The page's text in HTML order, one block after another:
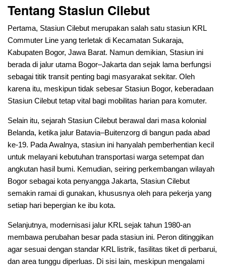
Tentang Stasiun Cilebut
Pertama, Stasiun Cilebut merupakan salah satu stasiun KRL
Commuter Line yang terletak di Kecamatan Sukaraja,
Kabupaten Bogor, Jawa Barat. Namun demikian, Stasiun ini
berada di jalur utama Bogor–Jakarta dan sejak lama berfungsi
sebagai titik transit penting bagi masyarakat sekitar. Oleh
karena itu, meskipun tidak sebesar Stasiun Bogor, keberadaan
Stasiun Cilebut tetap vital bagi mobilitas harian para komuter.
Selain itu, sejarah Stasiun Cilebut berawal dari masa kolonial
Belanda, ketika jalur Batavia–Buitenzorg di bangun pada abad
ke-19. Pada Awalnya, stasiun ini hanyalah pemberhentian kecil
untuk melayani kebutuhan transportasi warga setempat dan
angkutan hasil bumi. Kemudian, seiring perkembangan wilayah
Bogor sebagai kota penyangga Jakarta, Stasiun Cilebut
semakin ramai di gunakan, khususnya oleh para pekerja yang
setiap hari bepergian ke ibu kota.
Selanjutnya, modernisasi jalur KRL sejak tahun 1980-an
membawa perubahan besar pada stasiun ini. Peron ditinggikan
agar sesuai dengan standar KRL listrik, fasilitas tiket di perbarui,
dan area tunggu diperluas. Di sisi lain, meskipun mengalami